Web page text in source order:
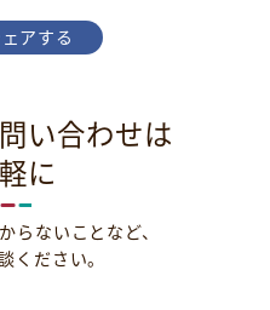
アする
い合わせは
に
らないことなど、
ください。